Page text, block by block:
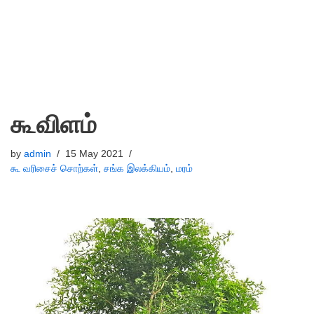
கூவிளம்
by admin
15 May 2021
கூ வரிசைச் சொற்கள், சங்க இலக்கியம், மரம்